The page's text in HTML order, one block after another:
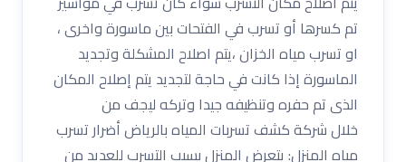
تم كسرها أو تسرب في الفتحات بين ماسورة واخرى ،
او تسرب مياه الخزان ،يتم اصلاح المشكلة وتجديد
الماسورة إذا كانت في حاجة لتجديد يتم إصلاح المكان
الذى تم حفره وتنظيفه جيدا وتركه ليجف من
خلال شركة كشف تسربات المياه بالرياض أضرار تسرب
مياه المنزل: يتعرض المنزل بسبب التسرب للعديد من